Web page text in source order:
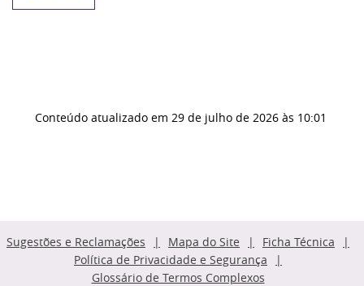
Conteúdo atualizado em 29 de julho de 2026 às 10:01
Sugestões e Reclamações Mapa do Site
Ficha Técnica
Política de Privacidade e Segurança
Glossário de Termos Complexos